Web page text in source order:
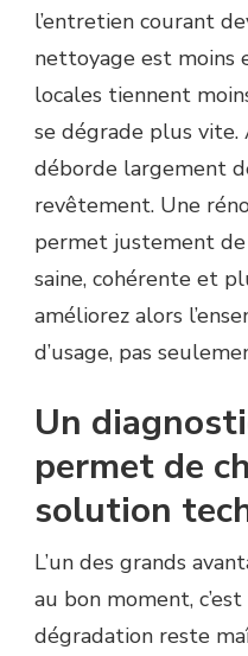
l’entretien courant
nettoyage est moins
locales tiennent
se dégrade plus vite.
déborde largement
revêtement. Une
permet justement
saine, cohérente et
améliorez alors
d’usage, pas
Un
permet de
solution
L’un des grands
au bon moment,
dégradation reste